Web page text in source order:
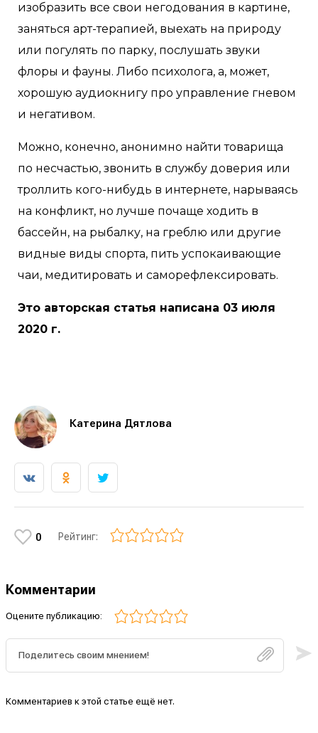
изобразить все свои негодования в картине,
заняться арт-терапией, выехать на природу
или погулять по парку, послушать звуки
флоры и фауны. Либо психолога, а, может,
хорошую аудиокнигу про управление гневом
и негативом.
Можно, конечно, анонимно найти товарища
по несчастью, звонить в службу доверия или
троллить кого-нибудь в интернете, нарываясь
на конфликт, но лучше почаще ходить в
бассейн, на рыбалку, на греблю или другие
видные виды спорта, пить успокаивающие
чаи, медитировать и саморефлексировать. ⠀
Это авторская статья написана 03 июля
2020 г.
Катерина Дятлова
0 Рейтинг:
Комментарии
Оцените публикацию:
Комментариев к этой статье ещё нет.